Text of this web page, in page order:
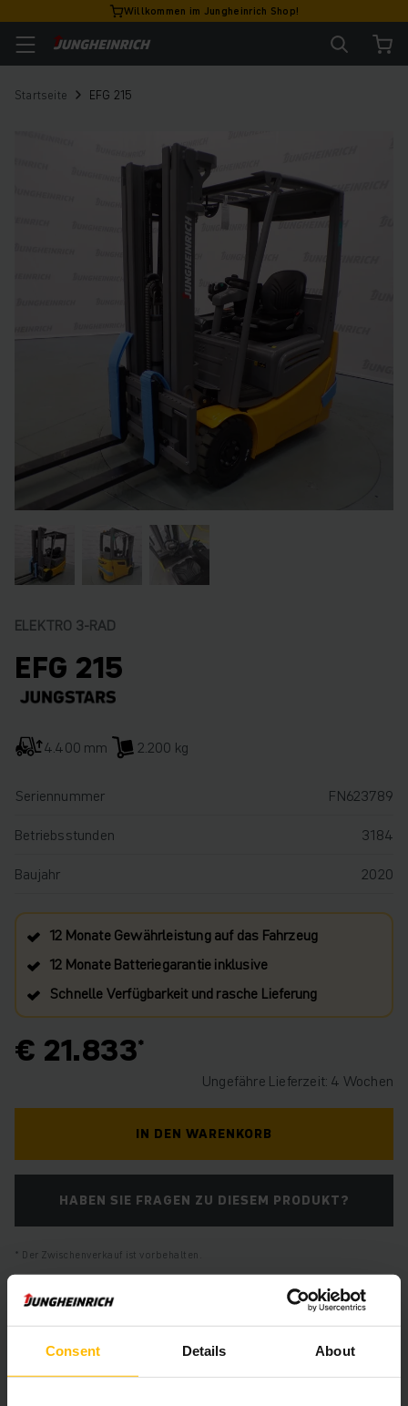
Consent Details About
Willkommen im Jungheinrich Shop!
Startseite EFG 215
ELEKTRO 3-RAD
EFG 215
4.400 mm 2.200 kg
Seriennummer
FN623789
Betriebsstunden
3184
Baujahr
2020
12 Monate Gewährleistung auf das Fahrzeug
12 Monate Batteriegarantie inklusive
Schnelle Verfügbarkeit und rasche Lieferung
€ 21.833
Ungefähre Lieferzeit: 4 Wochen
IN DEN WARENKORB
HABEN SIE FRAGEN ZU DIESEM PRODUKT?
Der Zwischenverkauf ist vorbehalten.
Produktinformationen
Der folgende Abschnitt bietet eine umfassende